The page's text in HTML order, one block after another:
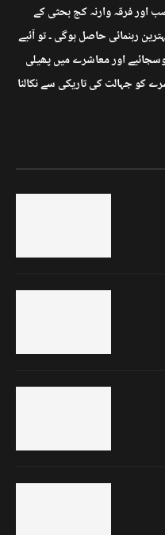
اور فرقہ وارنہ کج بحثی کے
رہنمائی حاصل ہوگی ۔ تو آئیے
اور معاشرے میں پھیلی
کو جہالت کی تاریکی سے نکالنا